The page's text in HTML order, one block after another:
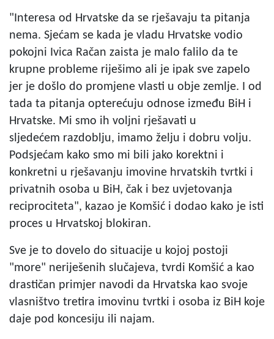
"Interesa od Hrvatske da se rješavaju ta pitanja
nema. Sjećam se kada je vladu Hrvatske vodio
pokojni Ivica Račan zaista je malo falilo da te
krupne probleme riješimo ali je ipak sve zapelo
jer je došlo do promjene vlasti u obje zemlje. I od
tada ta pitanja opterećuju odnose između BiH i
Hrvatske. Mi smo ih voljni rješavati u
sljedećem razdoblju, imamo želju i dobru volju.
Podsjećam kako smo mi bili jako korektni i
konkretni u rješavanju imovine hrvatskih tvrtki i
privatnih osoba u BiH, čak i bez uvjetovanja
reciprociteta", kazao je Komšić i dodao kako je isti
proces u Hrvatskoj blokiran.
Sve je to dovelo do situacije u kojoj postoji
"more" neriješenih slučajeva, tvrdi Komšić a kao
drastičan primjer navodi da Hrvatska kao svoje
vlasništvo tretira imovinu tvrtki i osoba iz BiH koje
daje pod koncesiju ili najam.